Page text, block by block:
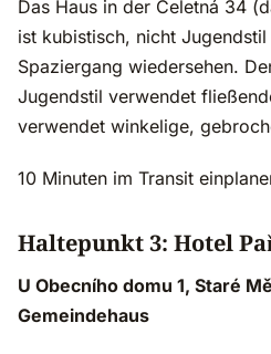
Das Haus in der Celetná 34
ist kubistisch, nicht
Spaziergang wiedersehen.
Jugendstil verwendet
verwendet winkelige,
10 Minuten im Transit
Haltepunkt 3: Hotel
U Obecního domu 1, Staré
Gemeindehaus